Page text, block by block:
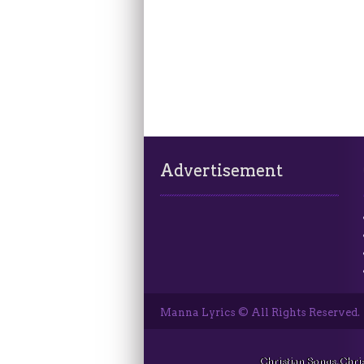
Advertisement
Manna Lyrics © All Rights Reserved.
Christian Songs,